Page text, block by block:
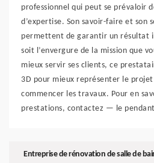
professionnel qui peut se prévaloir
d’expertise. Son savoir-faire et son
permettent de garantir un résultat
soit l’envergure de la mission que
mieux servir ses clients, ce
3D pour mieux représenter le
commencer les travaux. Pour en
prestations, contactez — le
Entreprise de rénovation de salle de